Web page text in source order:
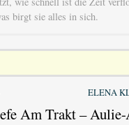
birgt sie alles in sich.
ELENA
Am Trakt – Aulie-